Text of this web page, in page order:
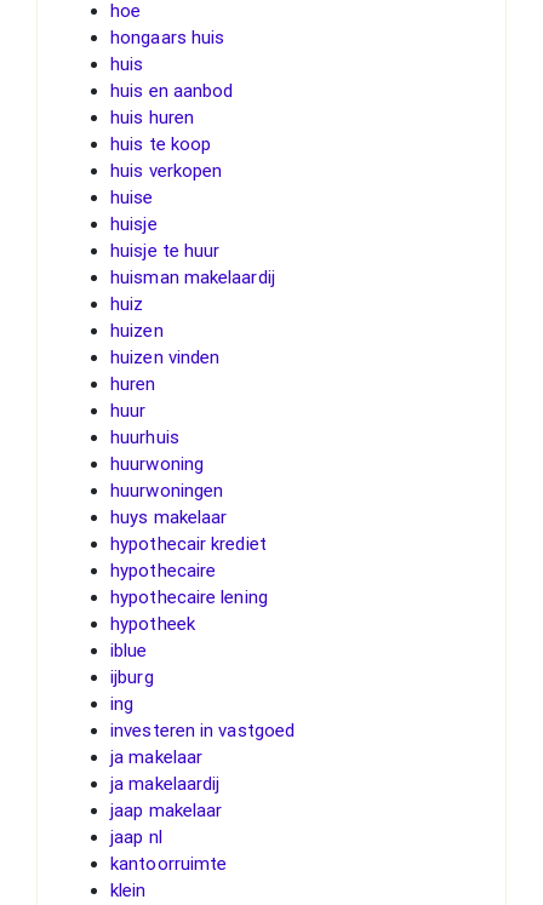
hoe
hongaars huis
huis
huis en aanbod
huis huren
huis te koop
huis verkopen
huise
huisje
huisje te huur
huisman makelaardij
huiz
huizen
huizen vinden
huren
huur
huurhuis
huurwoning
huurwoningen
huys makelaar
hypothecair krediet
hypothecaire
hypothecaire lening
hypotheek
iblue
ijburg
ing
investeren in vastgoed
ja makelaar
ja makelaardij
jaap makelaar
jaap nl
kantoorruimte
klein